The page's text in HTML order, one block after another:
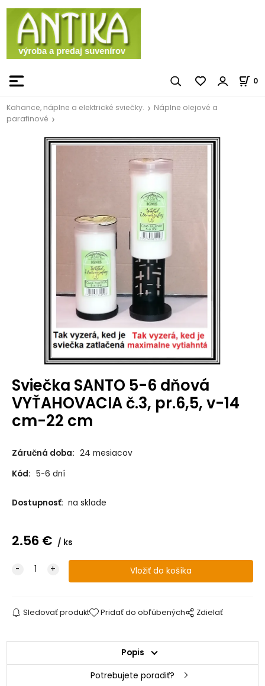
0
Kahance, náplne a elektrické sviečky.
Náplne olejové a
parafinové
Sviečka SANTO 5-6 dňová
VYŤAHOVACIA č.3, pr.6,5, v-14
cm-22 cm
Záručná doba: 24 mesiacov
Kód: 5-6 dní
Dostupnosť: na sklade
2.56 € ks
Sledovať produkt Pridať do obľúbených Zdielať
Popis
Potrebujete poradiť?